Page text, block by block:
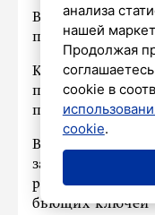
В Петербурге
провалился
Как
происшествия
помочь
В МЧС
замерзают
рек и
бьющих ключей
анализа
нашей
Продолжая
cookie в
cookie.